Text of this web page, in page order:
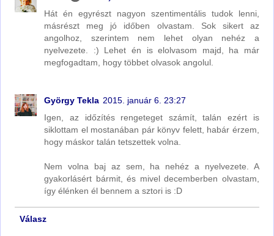
Hát én egyrészt nagyon szentimentális tudok lenni,
másrészt meg jó időben olvastam. Sok sikert az
angolhoz, szerintem nem lehet olyan nehéz a
nyelvezete. :) Lehet én is elolvasom majd, ha már
megfogadtam, hogy többet olvasok angolul.
György Tekla 2015. január 6. 23:27
Igen, az időzítés rengeteget számít, talán ezért is
siklottam el mostanában pár könyv felett, habár érzem,
hogy máskor talán tetszettek volna.
Nem volna baj az sem, ha nehéz a nyelvezete. A
gyakorlásért bármit, és mivel decemberben olvastam,
így élénken él bennem a sztori is :D
Válasz